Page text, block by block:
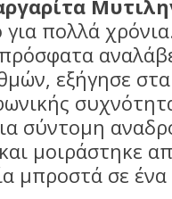
πολλά
εξήγησε
σύντομη
μοιράστηκε
μπροστά σε